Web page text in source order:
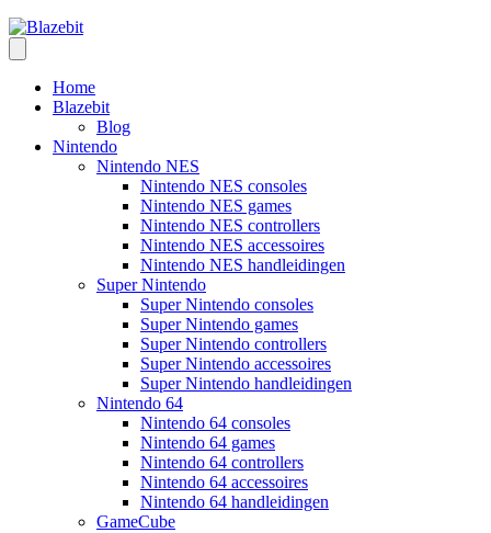
Home
Blazebit
Blog
Nintendo
Nintendo NES
Nintendo NES consoles
Nintendo NES games
Nintendo NES controllers
Nintendo NES accessoires
Nintendo NES handleidingen
Super Nintendo
Super Nintendo consoles
Super Nintendo games
Super Nintendo controllers
Super Nintendo accessoires
Super Nintendo handleidingen
Nintendo 64
Nintendo 64 consoles
Nintendo 64 games
Nintendo 64 controllers
Nintendo 64 accessoires
Nintendo 64 handleidingen
GameCube